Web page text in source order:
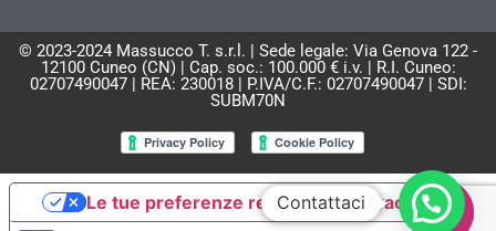
© 2023-2024 Massucco T. s.r.l. | Sede legale: Via Genova 122 -
12100 Cuneo (CN) | Cap. soc.: 100.000 € i.v. | R.I. Cuneo:
02707490047 | REA: 230018 | P.IVA/C.F.: 02707490047 | SDI:
SUBM70N
Contattaci
Le tue preferenze relative alla privacy